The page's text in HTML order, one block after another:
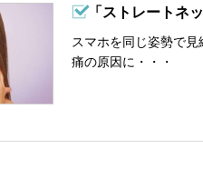
「ストレートネ
スマホを同じ姿勢で
痛の原因に・・・